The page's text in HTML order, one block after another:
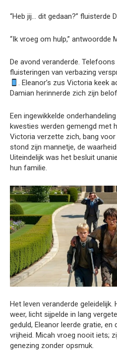
“Heb jij… dit gedaan?” fluisterde
“Ik vroeg om hulp,” antwoordde
De avond veranderde.
fluisteringen van verbazing
. Eleanor’s zus Victoria keek
Damian herinnerde zich zijn
Een ingewikkelde
kwesties werden gemengd met
Victoria verzette zich, bang
stond zijn mannetje, de
Uiteindelijk was het besluit
hun familie.
Het leven veranderde
weer, licht sijpelde in lang
geduld, Eleanor leerde gratie, en
vrijheid. Micah vroeg nooit iets;
genezing zonder opsmuk.